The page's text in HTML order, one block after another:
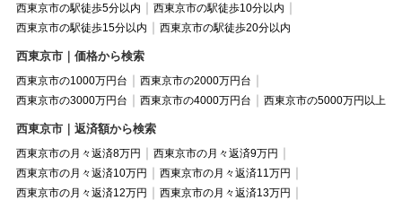
西東京市の駅徒歩5分以内
西東京市の駅徒歩10分以内
西東京市の駅徒歩15分以内
西東京市の駅徒歩20分以内
西東京市｜価格から検索
西東京市の1000万円台
西東京市の2000万円台
西東京市の3000万円台
西東京市の4000万円台 西東京市の5000万円以上
西東京市｜返済額から検索
西東京市の月々返済8万円
西東京市の月々返済9万円
西東京市の月々返済10万円
西東京市の月々返済11万円
西東京市の月々返済12万円
西東京市の月々返済13万円